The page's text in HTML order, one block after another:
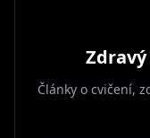
Články o cvičení,